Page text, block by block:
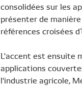
consolidées sur les
présenter de
références croisées
L'accent est ensuite
applications
l'industrie agricole,